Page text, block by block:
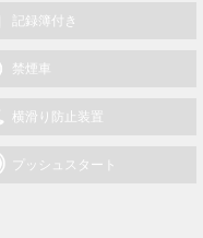
記録簿付き
禁煙車
横滑り防止装置
プッシュスタート